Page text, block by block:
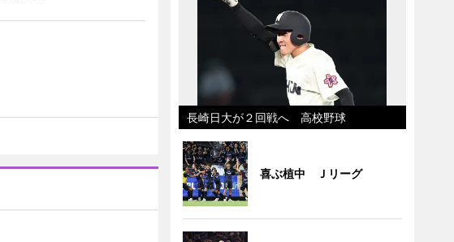
長崎日大が２回戦へ 高校野球
喜ぶ植中 Ｊリーグ